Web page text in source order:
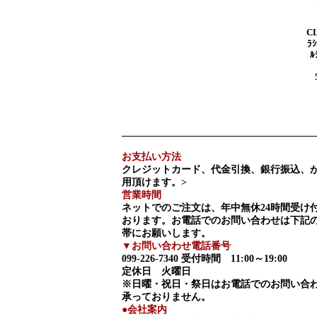
ﾗ
ﾙ
お支払い方法
クレジットカード、代金引換、銀行振込、
用頂けます。>
営業時間
ネットでのご注文は、年中無休24時間受け
おります。お電話でのお問い合わせは下記
帯にお願いします。
▼お問い合わせ電話番号
099-226-7340 受付時間 11:00～19:00
定休日 火曜日
※日曜・祝日・祭日はお電話でのお問い合
承っておりません。
●会社案内